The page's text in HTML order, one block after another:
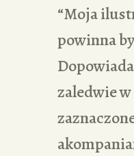
“Moja
powinna
zaledwie